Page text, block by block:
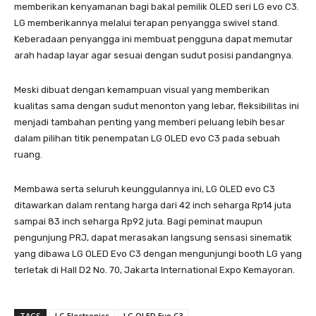
memberikan kenyamanan bagi bakal pemilik OLED seri LG evo C3.
LG memberikannya melalui terapan penyangga swivel stand.
Keberadaan penyangga ini membuat pengguna dapat memutar
arah hadap layar agar sesuai dengan sudut posisi pandangnya.
Meski dibuat dengan kemampuan visual yang memberikan
kualitas sama dengan sudut menonton yang lebar, fleksibilitas ini
menjadi tambahan penting yang memberi peluang lebih besar
dalam pilihan titik penempatan LG OLED evo C3 pada sebuah
ruang.
Membawa serta seluruh keunggulannya ini, LG OLED evo C3
ditawarkan dalam rentang harga dari 42 inch seharga Rp14 juta
sampai 83 inch seharga Rp92 juta. Bagi peminat maupun
pengunjung PRJ, dapat merasakan langsung sensasi sinematik
yang dibawa LG OLED Evo C3 dengan mengunjungi booth LG yang
terletak di Hall D2 No. 70, Jakarta International Expo Kemayoran.